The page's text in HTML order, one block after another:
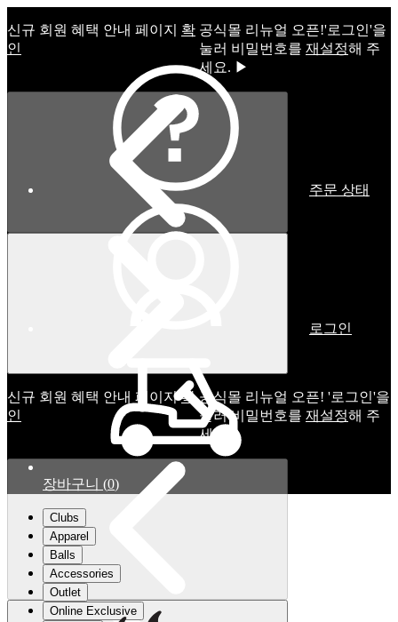
신규 회원 혜택 안내 페이지 확
인
공식몰 리뉴얼 오픈!ㅤ'로그인'을
눌러 비밀번호를 재설정해 주
세요. ▶
신규 회원 혜택 안내 페이지확
인
공식몰 리뉴얼 오픈! '로그인'을
눌러 비밀번호를 재설정해 주
세요.
주문 상태
로그인
장바구니 (0)
Clubs
Apparel
Balls
Accessories
Outlet
Online Exclusive